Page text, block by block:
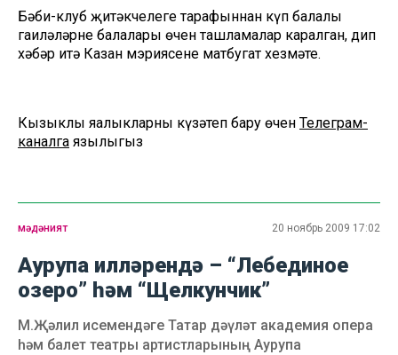
Бәби-клуб җитәкчелеге тарафыннан күп балалы
гаиләләрнең балалары өчен ташламалар каралган, дип
хәбәр итә Казан мэриясенең матбугат хезмәте.
Кызыклы яңалыкларны күзәтеп бару өчен Телеграм-
каналга язылыгыз
мәдәният 20 ноябрь 2009 17:02
Аурупа илләрендә – “Лебединое
озеро” һәм “Щелкунчик”
М.Җәлил исемендәге Татар дәүләт академия опера
һәм балет театры артистларының Аурупа